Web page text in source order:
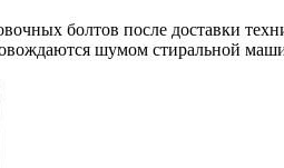
болтов после доставки
шумом стиральной